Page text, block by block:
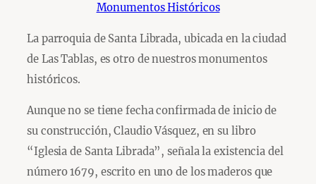
Monumentos Históricos
La parroquia de Santa Librada, ubicada en la ciudad
de Las Tablas, es otro de nuestros monumentos
históricos.
Aunque no se tiene fecha confirmada de inicio de
su construcción, Claudio Vásquez, en su libro
“Iglesia de Santa Librada”, señala la existencia del
número 1679, escrito en uno de los maderos que